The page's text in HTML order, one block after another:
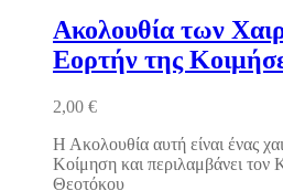
Ακολουθία των
Εορτήν της
2,00 €
Η Ακολουθία αυτή είναι ένας
Κοίμηση και περιλαμβάνει τον
Θεοτόκου